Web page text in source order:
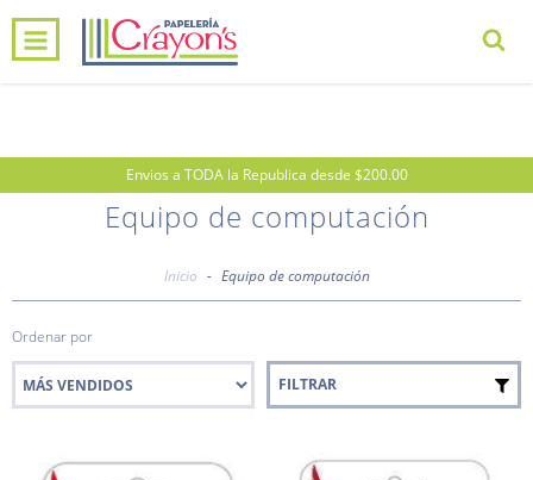
INICIO 0
Envios a TODA la Republica desde $200.00
Equipo de computación
Inicio - Equipo de computación
Ordenar por
FILTRAR